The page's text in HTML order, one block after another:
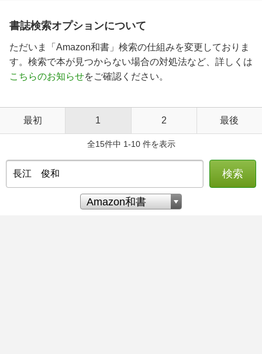
書誌検索オプションについて
ただいま「Amazon和書」検索の仕組みを変更しておりま
す。検索で本が見つからない場合の対処法など、詳しくは
こちらのお知らせをご確認ください。
最初 1 2 最後
全15件中 1-10 件を表示
検索